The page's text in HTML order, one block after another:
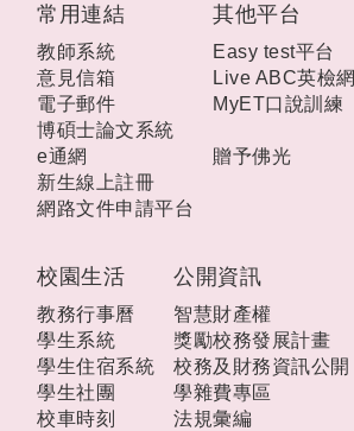
校園生活
教務行事曆
學生系統
學生住宿系統
學生社團
校車時刻
公開資訊
智慧財產權
獎勵校務發展計畫
校務及財務資訊公開
學雜費專區
法規彙編
常用連結
教師系統
意見信箱
電子郵件
博碩士論文系統
e通網
新生線上註冊
網路文件申請平台
其他平台
Easy test平台
Live ABC英檢網
MyET口說訓練
贈予佛光